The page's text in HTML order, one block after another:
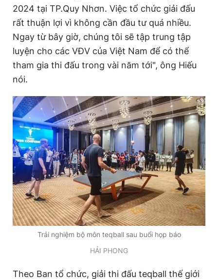
2024 tại TP.Quy Nhơn. Việc tổ chức giải đấu
rất thuận lợi vì không cần đầu tư quá nhiều.
Ngay từ bây giờ, chúng tôi sẽ tập trung tập
luyện cho các VĐV của Việt Nam để có thể
tham gia thi đấu trong vài năm tới", ông Hiếu
nói.
Trải nghiệm bộ môn teqball sau buổi họp báo
HẢI PHONG
Theo Ban tổ chức, giải thi đấu teqball thế giới